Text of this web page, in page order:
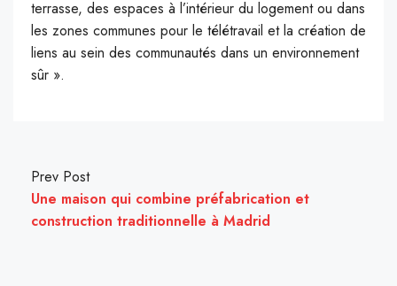
terrasse, des espaces à l’intérieur du logement ou dans
les zones communes pour le télétravail et la création de
liens au sein des communautés dans un environnement
sûr ».
Prev Post
Une maison qui combine préfabrication et
construction traditionnelle à Madrid